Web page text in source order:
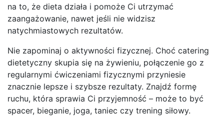
na to, że dieta działa i pomoże Ci utrzymać
zaangażowanie, nawet jeśli nie widzisz
natychmiastowych rezultatów.
Nie zapominaj o aktywności fizycznej. Choć catering
dietetyczny skupia się na żywieniu, połączenie go z
regularnymi ćwiczeniami fizycznymi przyniesie
znacznie lepsze i szybsze rezultaty. Znajdź formę
ruchu, która sprawia Ci przyjemność – może to być
spacer, bieganie, joga, taniec czy trening siłowy.